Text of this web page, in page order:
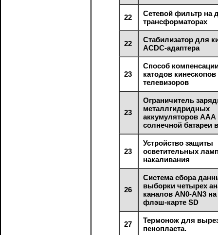
22
Сетевой фильтр на
трансформаторах
22
Стабилизатор для
ACDC-адаптера
23
Способ
катодов
телевизоров
23
Ограничитель
металлгидридных
аккумуляторов
солнечной батареи
23
Устройство защиты
осветительных
накаливания
26
Система сбора
выборки четырех
каналов AN0-AN3
флэш-карте SD
27
Термонож для
пенопласта.